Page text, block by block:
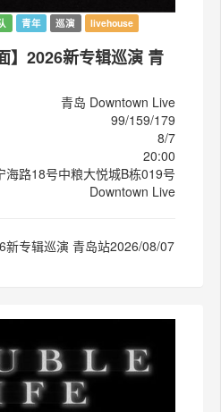
青年 巡演 livehouse
】2026新专辑巡演 青
青岛 Downtown Live
99/159/179
8/7
20:00
海路18号中粮大悦城B栋019号
Downtown Live
新专辑巡演 青岛站2026/08/07